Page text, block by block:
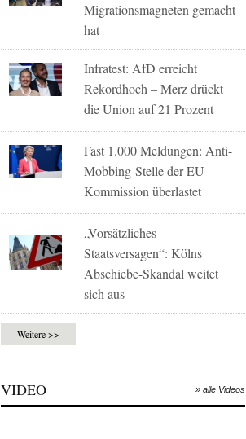
Migrationsmagneten gemacht
hat
Infratest: AfD erreicht
Rekordhoch – Merz drückt
die Union auf 21 Prozent
Fast 1.000 Meldungen: Anti-
Mobbing-Stelle der EU-
Kommission überlastet
„Vorsätzliches
Staatsversagen“: Kölns
Abschiebe-Skandal weitet
sich aus
Weitere >>
VIDEO » alle Videos